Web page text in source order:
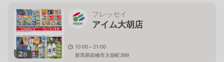
2枚
フレッセイ
アイム大胡店
10:00～21:00
群馬県前橋市大胡町399